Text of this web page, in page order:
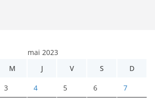
mai 2023
M J V S D
3 4 5 6 7